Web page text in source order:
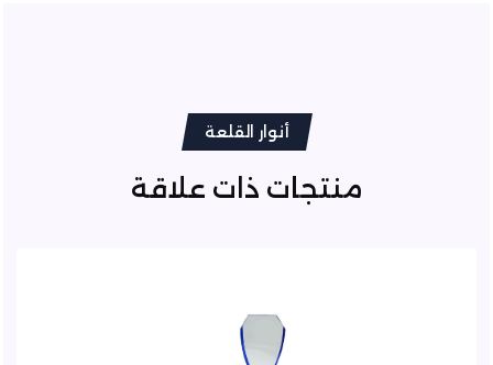
أنوار القلعة
منتجات ذات علاقة